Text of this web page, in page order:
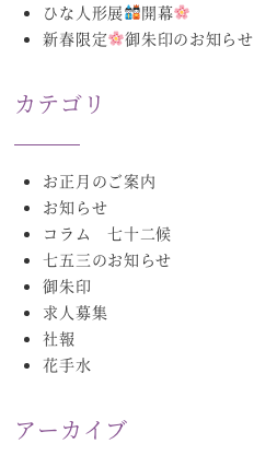
ひな人形展
開幕
新春限定
御朱印のお知らせ
カテゴリ
お正月のご案内
お知らせ
コラム 七十二候
七五三のお知らせ
御朱印
求人募集
社報
花手水
アーカイブ